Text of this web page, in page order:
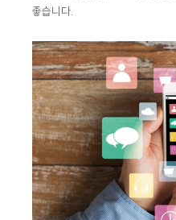
좋습니다.